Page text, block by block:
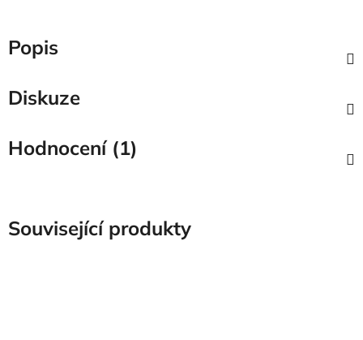
Popis
Diskuze
Hodnocení (1)
Související produkty